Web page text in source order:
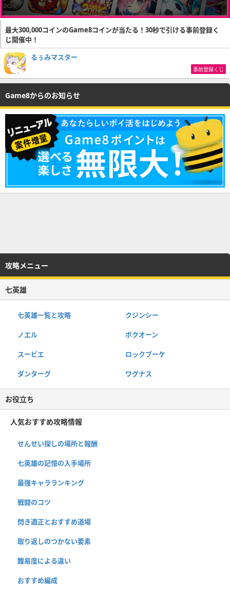
最大300,000コインのGame8コインが当たる！30秒で引ける事前登録く
じ開催中！
るぅみマスター
事前登録くじ
Game8からのお知らせ
攻略メニュー
七英雄
七英雄一覧と攻略 クジンシー
ノエル ボクオーン
スービエ ロックブーケ
ダンターグ ワグナス
お役立ち
人気おすすめ攻略情報
せんせい探しの場所と報酬
七英雄の記憶の入手場所
最強キャラランキング
戦闘のコツ
閃き適正とおすすめ道場
取り返しのつかない要素
難易度による違い
おすすめ編成